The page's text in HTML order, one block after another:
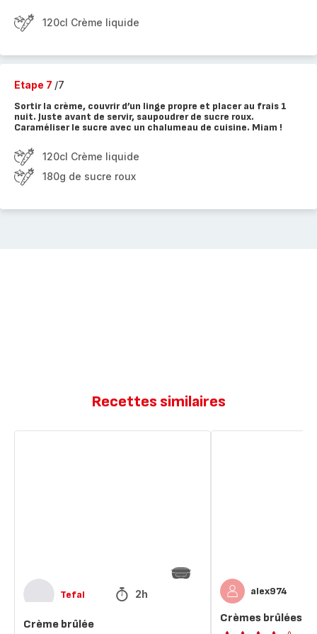
120cl Crème liquide
Etape 7 /7
Sortir la crème, couvrir d’un linge propre et placer au frais 1
nuit. Juste avant de servir, saupoudrer de sucre roux.
Caraméliser le sucre avec un chalumeau de cuisine. Miam !
120cl Crème liquide
180g de sucre roux
Recettes similaires
Tefal 2h
Crème brûlée
alex974
Crèmes brûlées